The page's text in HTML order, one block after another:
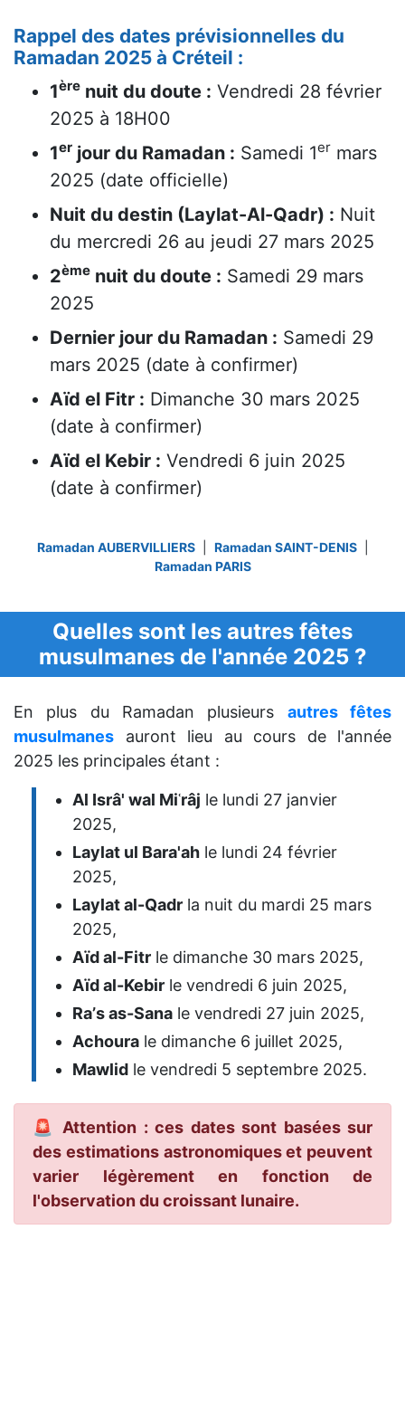
Rappel des dates prévisionnelles du
Ramadan 2025 à Créteil :
1ère nuit du doute : Vendredi 28 février
2025 à 18H00
1er jour du Ramadan : Samedi 1er mars
2025 (date officielle)
Nuit du destin (Laylat-Al-Qadr) : Nuit
du mercredi 26 au jeudi 27 mars 2025
2ème nuit du doute : Samedi 29 mars
2025
Dernier jour du Ramadan : Samedi 29
mars 2025 (date à confirmer)
Aïd el Fitr : Dimanche 30 mars 2025
(date à confirmer)
Aïd el Kebir : Vendredi 6 juin 2025
(date à confirmer)
Ramadan AUBERVILLIERS Ramadan SAINT-DENIS
Ramadan PARIS
Quelles sont les autres fêtes
musulmanes de l'année 2025 ?
En plus du Ramadan plusieurs autres fêtes
musulmanes auront lieu au cours de l'année
2025 les principales étant :
Al Isrâ' wal Miʿrâj le lundi 27 janvier
2025,
Laylat ul Bara'ah le lundi 24 février
2025,
Laylat al-Qadr la nuit du mardi 25 mars
2025,
Aïd al-Fitr le dimanche 30 mars 2025,
Aïd al-Kebir le vendredi 6 juin 2025,
Raʼs as-Sana le vendredi 27 juin 2025,
Achoura le dimanche 6 juillet 2025,
Mawlid le vendredi 5 septembre 2025.
🚨 Attention : ces dates sont basées sur
des estimations astronomiques et peuvent
varier légèrement en fonction de
l'observation du croissant lunaire.